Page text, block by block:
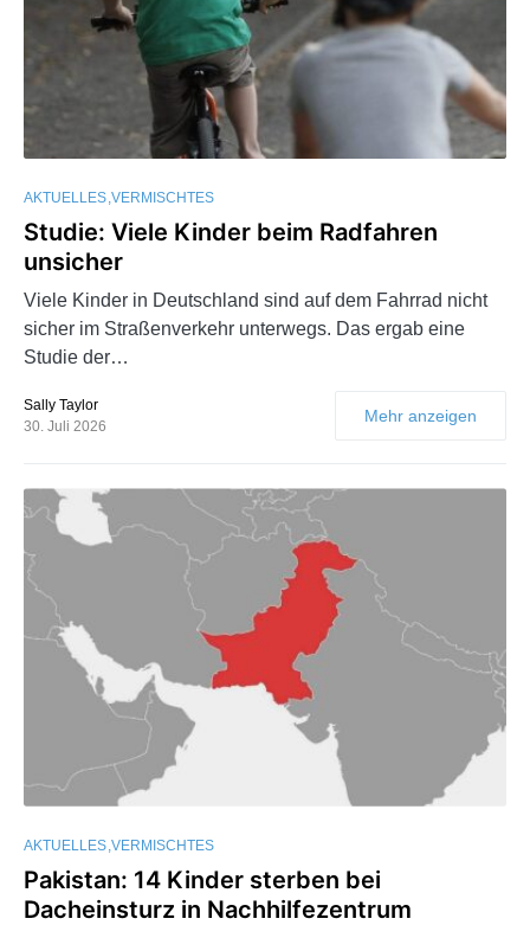
AKTUELLES VERMISCHTES
Studie: Viele Kinder beim Radfahren
unsicher
Viele Kinder in Deutschland sind auf dem Fahrrad nicht
sicher im Straßenverkehr unterwegs. Das ergab eine
Studie der…
Sally Taylor
30. Juli 2026
Mehr anzeigen
AKTUELLES VERMISCHTES
Pakistan: 14 Kinder sterben bei
Dacheinsturz in Nachhilfezentrum